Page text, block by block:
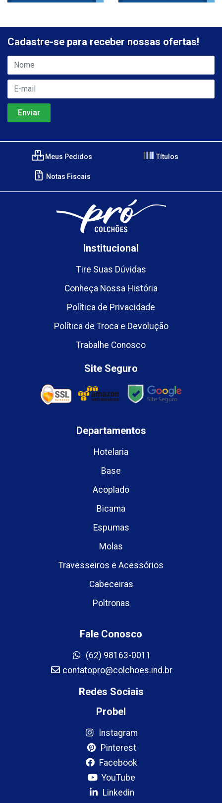
Cadastre-se para receber nossas ofertas!
Meus Pedidos Títulos
Notas Fiscais
Institucional
Tire Suas Dúvidas
Conheça Nossa História
Política de Privacidade
Política de Troca e Devolução
Trabalhe Conosco
Site Seguro
Departamentos
Hotelaria
Base
Acoplado
Bicama
Espumas
Molas
Travesseiros e Acessórios
Cabeceiras
Poltronas
Fale Conosco
(62) 98163-0011
contatopro@colchoes.ind.br
Redes Sociais
Probel
Instagram
Pinterest
Facebook
YouTube
Linkedin